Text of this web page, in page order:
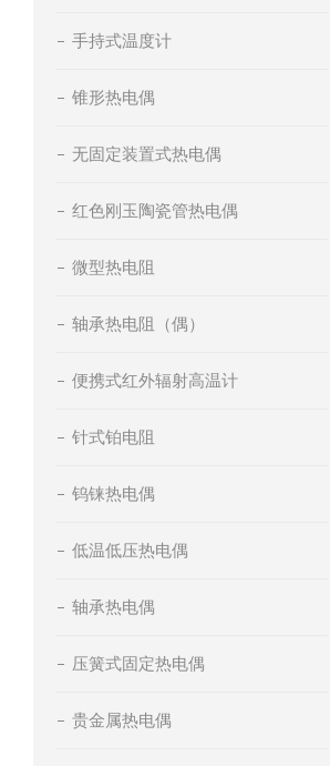
手持式温度计
锥形热电偶
无固定装置式热电偶
红色刚玉陶瓷管热电偶
微型热电阻
轴承热电阻（偶）
便携式红外辐射高温计
针式铂电阻
钨铼热电偶
低温低压热电偶
轴承热电偶
压簧式固定热电偶
贵金属热电偶